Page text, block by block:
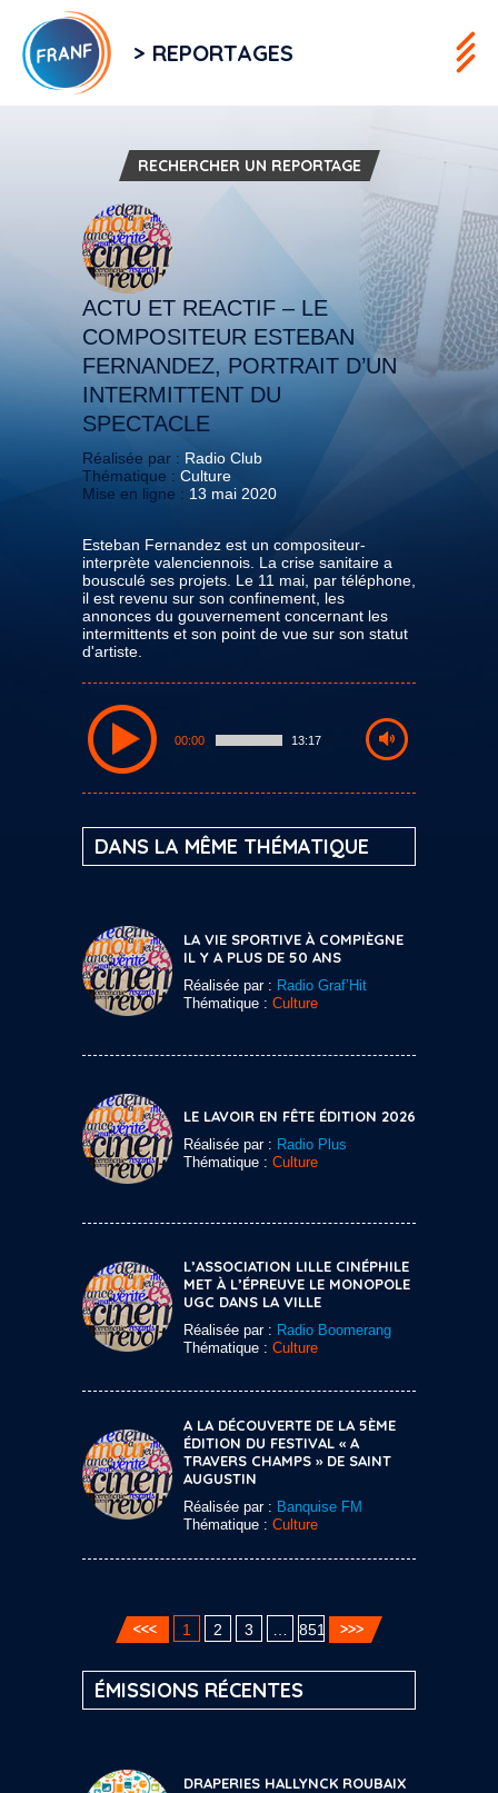
> REPORTAGES
RECHERCHER UN REPORTAGE
ACTU ET REACTIF – LE
COMPOSITEUR ESTEBAN
FERNANDEZ, PORTRAIT D’UN
INTERMITTENT DU
SPECTACLE
Réalisée par : Radio Club
Thématique : Culture
Mise en ligne : 13 mai 2020
Esteban Fernandez est un compositeur-
interprète valenciennois. La crise sanitaire a
bousculé ses projets. Le 11 mai, par téléphone,
il est revenu sur son confinement, les
annonces du gouvernement concernant les
intermittents et son point de vue sur son statut
d'artiste.
00:00 13:17
DANS LA MÊME THÉMATIQUE
LA VIE SPORTIVE À COMPIÈGNE
IL Y A PLUS DE 50 ANS
Réalisée par : Radio Graf’Hit
Thématique : Culture
LE LAVOIR EN FÊTE ÉDITION 2026
Réalisée par : Radio Plus
Thématique : Culture
L’ASSOCIATION LILLE CINÉPHILE
MET À L’ÉPREUVE LE MONOPOLE
UGC DANS LA VILLE
Réalisée par : Radio Boomerang
Thématique : Culture
A LA DÉCOUVERTE DE LA 5ÈME
ÉDITION DU FESTIVAL « A
TRAVERS CHAMPS » DE SAINT
AUGUSTIN
Réalisée par : Banquise FM
Thématique : Culture
1 2 3 851
ÉMISSIONS RÉCENTES
DRAPERIES HALLYNCK ROUBAIX